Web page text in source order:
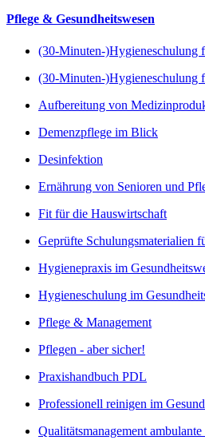
Pflege & Gesundheitswesen
(30-Minuten-)Hygieneschulung
(30-Minuten-)Hygieneschulung
Aufbereitung von
Demenzpflege im Blick
Desinfektion
Ernährung von Senioren und
Fit für die Hauswirtschaft
Geprüfte Schulungsmaterialien
Hygienepraxis im
Hygieneschulung im
Pflege & Management
Pflegen - aber sicher!
Praxishandbuch PDL
Professionell reinigen im
Qualitätsmanagement